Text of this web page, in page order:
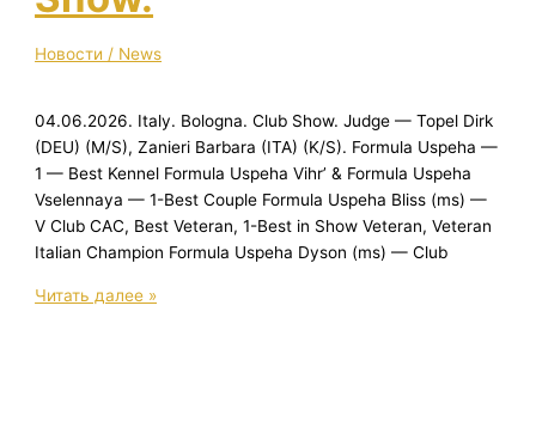
Новости / News
04.06.2026. Italy. Bologna. Club Show. Judge — Topel Dirk
(DEU) (M/S), Zanieri Barbara (ITA) (K/S). Formula Uspeha —
1 — Best Kennel Formula Uspeha Vihr’ & Formula Uspeha
Vselennaya — 1-Best Couple Formula Uspeha Bliss (ms) —
V Club CAC, Best Veteran, 1-Best in Show Veteran, Veteran
Italian Champion Formula Uspeha Dyson (ms) — Club
Italy.
Читать далее »